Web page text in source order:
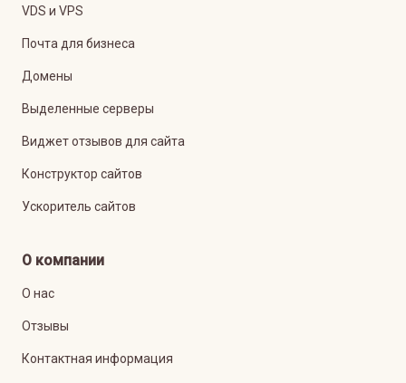
VDS и VPS
Почта для бизнеса
Домены
Выделенные серверы
Виджет отзывов для сайта
Конструктор сайтов
Ускоритель сайтов
О компании
О нас
Отзывы
Контактная информация